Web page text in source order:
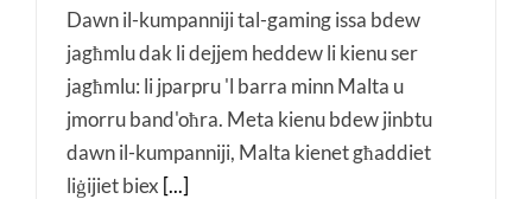
Dawn il-kumpanniji tal-gaming issa bdew
jagħmlu dak li dejjem heddew li kienu ser
jagħmlu: li jparpru 'l barra minn Malta u
jmorru band'oħra. Meta kienu bdew jinbtu
dawn il-kumpanniji, Malta kienet għaddiet
liġijiet biex [...]